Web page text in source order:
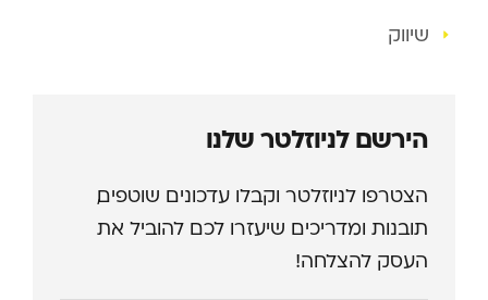
שיווק
הירשם לניוזלטר שלנו
הצטרפו לניוזלטר וקבלו עדכונים שוטפים,
תובנות ומדריכים שיעזרו לכם להוביל את
העסק להצלחה!